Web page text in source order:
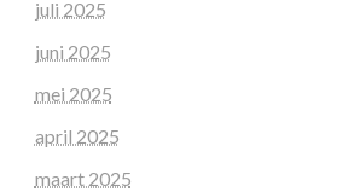
juli 2025
juni 2025
mei 2025
april 2025
maart 2025